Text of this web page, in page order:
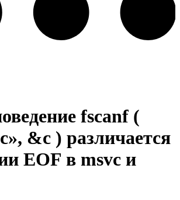
fscanf (
&c ) различается
EOF в msvc и